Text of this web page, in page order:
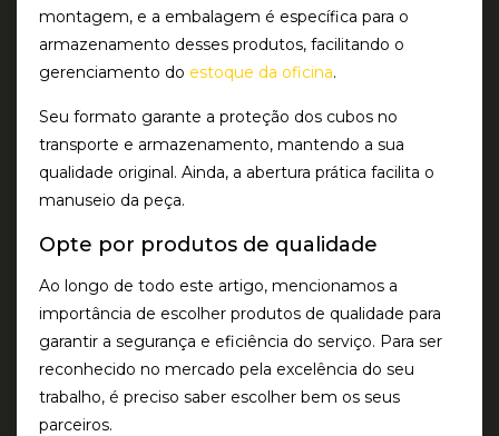
montagem, e a embalagem é específica para o
armazenamento desses produtos, facilitando o
gerenciamento do estoque da oficina.
Seu formato garante a proteção dos cubos no
transporte e armazenamento, mantendo a sua
qualidade original. Ainda, a abertura prática facilita o
manuseio da peça.
Opte por produtos de qualidade
Ao longo de todo este artigo, mencionamos a
importância de escolher produtos de qualidade para
garantir a segurança e eficiência do serviço. Para ser
reconhecido no mercado pela excelência do seu
trabalho, é preciso saber escolher bem os seus
parceiros.